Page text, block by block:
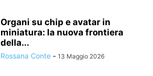
Organi su chip e avatar in
miniatura: la nuova frontiera
della...
Rossana Conte - 13 Maggio 2026